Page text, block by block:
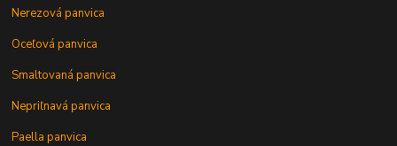
Nerezová panvica
Oceľová panvica
Smaltovaná panvica
Nepriľnavá panvica
Paella panvica